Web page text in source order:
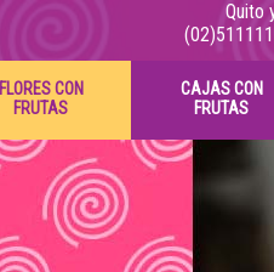
Quito
FLORES CON
FRUTAS
CAJAS CON
FRUTAS